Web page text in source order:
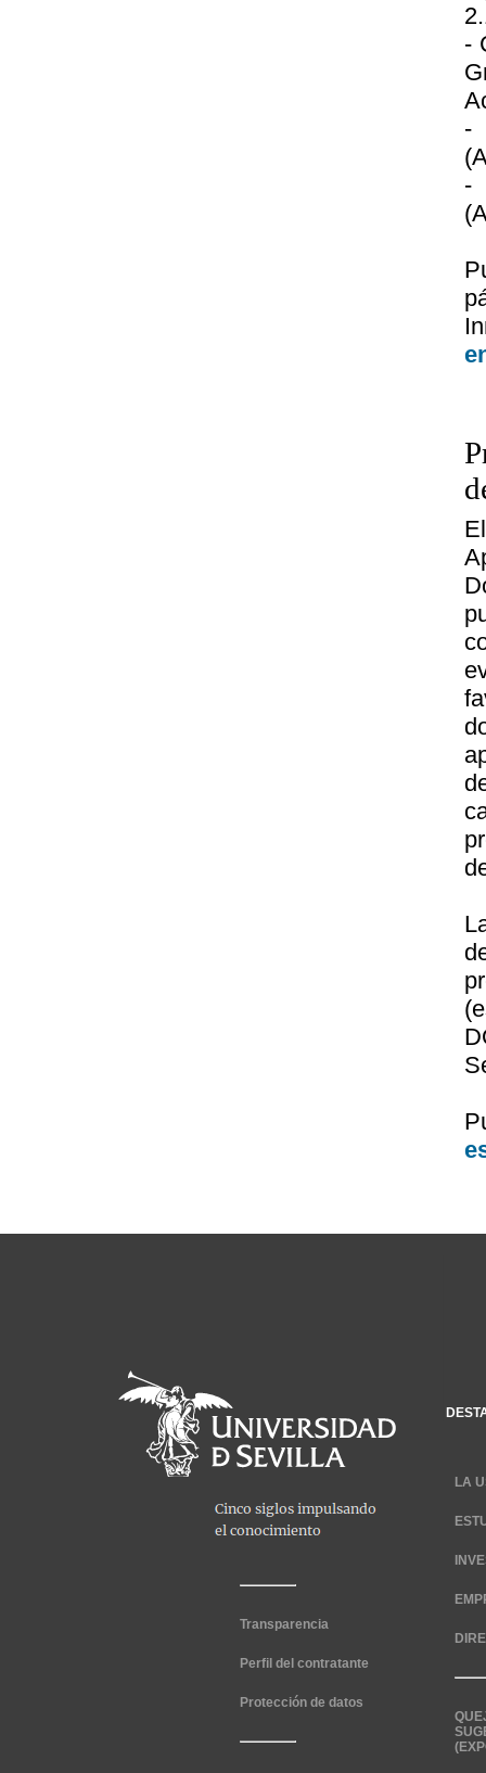
-
-
-
Transparencia
Perfil del contratante
Protección de datos
LA